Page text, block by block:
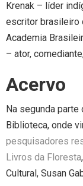
Krenak – líder
escritor brasileiro
Academia
– ator,
Acervo
Na segunda
Biblioteca, onde
pesquisadores
Livros da Floresta
Cultural, Susan